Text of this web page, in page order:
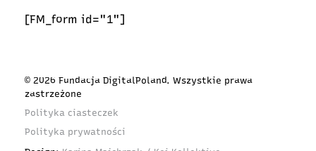
[FM_form id="1"]
© 2026 Fundacja DigitalPoland. Wszystkie prawa
zastrzeżone
Polityka ciasteczek
Polityka prywatności